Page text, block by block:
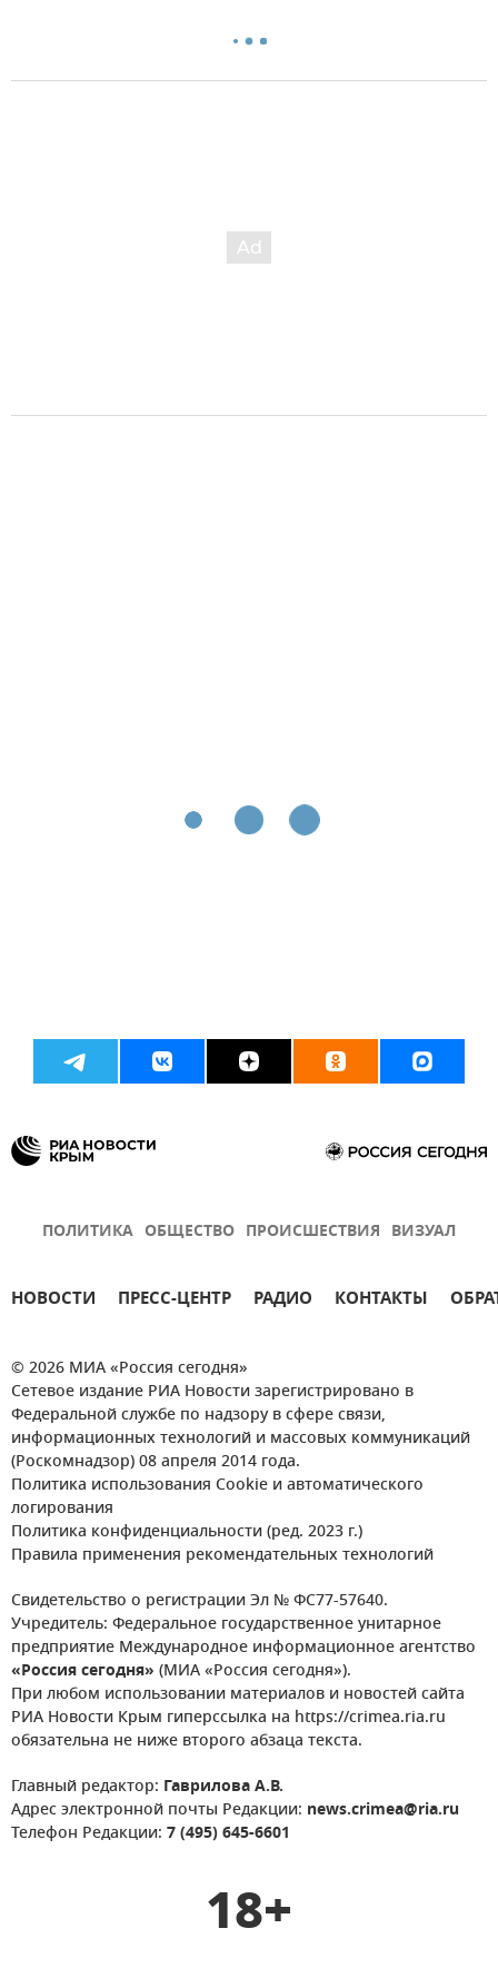
ПОЛИТИКА ОБЩЕСТВО ПРОИСШЕСТВИЯ ВИЗУАЛ
НОВОСТИ ПРЕСС-ЦЕНТР РАДИО КОНТАКТЫ
© 2026 МИА «Россия сегодня»
Сетевое издание РИА Новости зарегистрировано в
Федеральной службе по надзору в сфере связи,
информационных технологий и массовых коммуникаций
(Роскомнадзор) 08 апреля 2014 года.
Политика использования Cookie и автоматического
логирования
Политика конфиденциальности (ред. 2023 г.)
Правила применения рекомендательных технологий
Свидетельство о регистрации Эл № ФС77-57640.
Учредитель: Федеральное государственное унитарное
предприятие Международное информационное агентство
«Россия сегодня» (МИА «Россия сегодня»).
При любом использовании материалов и новостей сайта
РИА Новости Крым гиперссылка на https://crimea.ria.ru
обязательна не ниже второго абзаца текста.
Главный редактор: Гаврилова А.В.
Адрес электронной почты Редакции: news.crimea@ria.ru
Телефон Редакции: 7 (495) 645-6601
18+